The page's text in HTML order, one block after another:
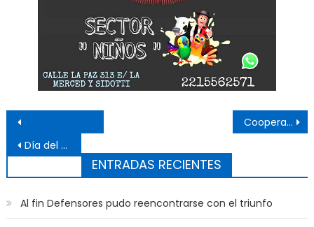
Navegación de entradas
Día del Niño en el Polideportivo
Cooperativa ensenadense avanza con su nuevo espacio productivo
ENTRADAS RECIENTES
Al fin Defensores pudo reencontrarse con el triunfo